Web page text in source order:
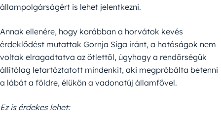
állampolgárságért is lehet jelentkezni.
Annak ellenére, hogy korábban a horvátok kevés
érdeklődést mutattak Gornja Siga iránt, a hatóságok nem
voltak elragadtatva az ötlettől, úgyhogy a rendőrségük
állítólag letartóztatott mindenkit, aki megpróbálta betenni
a lábát a földre, élükön a vadonatúj államfővel.
Ez is érdekes lehet: